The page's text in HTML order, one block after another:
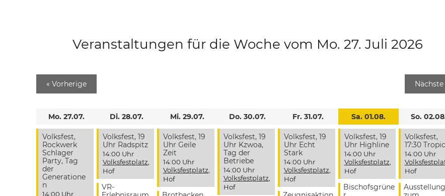
Veranstaltungen für die Woche vom Mo. 27. Juli 2026
« Vorherige Nächste
Mo. 27.07.
Volksfest,
Rockwerk
Schlager
Party, Tag
der
Generatione
n
14:00 Uhr
Di. 28.07.
Volksfest, 19
Uhr Radspitz
14:00 Uhr
Volksfestplatz,
Hof
VR-
Mi. 29.07.
Volksfest, 19
Uhr Geile
Zeit
14:00 Uhr
Volksfestplatz,
Hof
Do. 30.07.
Volksfest, 19
Uhr Kzwoa,
Tag der
Betriebe
14:00 Uhr
Volksfestplatz,
Hof
Fr. 31.07.
Volksfest, 19
Uhr Echt
Stark
14:00 Uhr
Volksfestplatz,
Hof
Sa. 01.08.
Volksfest, 19
Uhr Highline
14:00 Uhr
Volksfestplatz,
Hof
Bischofsgrüne
So.
Volksfest,
17:30
14:00 Uhr
Hof
Ausstellung